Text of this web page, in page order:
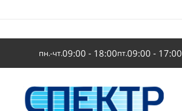
пн.-чт.09:00 - 18:00пт.09:00 - 17:00